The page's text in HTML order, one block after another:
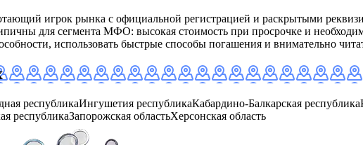
игрок рынка с официальной регистрацией и раскрытыми
для сегмента МФО: высокая стоимость при просрочке и
использовать быстрые способы погашения и внимательно
республикаИнгушетия республикаКабардино-Балкарская республика
республикаЗапорожская областьХерсонская область